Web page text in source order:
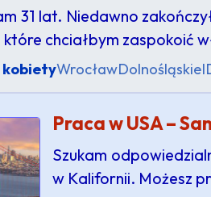
31 lat. Niedawno
chciałbym zaspokoić
WrocławDolnośląskie
Praca w USA –
Szukam
w Kalifornii. Możesz